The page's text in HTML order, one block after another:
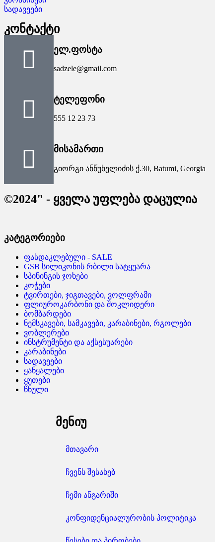
სადავეები
კონტაქტი
ელ.ფოსტა
sadzele@gmail.com
ტელეფონი
555 12 23 73
მისამართი
გიორგი ანწუხელიძის ქ.30, Batumi, Georgia
©2024" - ყველა უფლება დაცულია
კატეგორიები
ფასდაკლებული - SALE
GSB სილიკონის რბილი სატყუარა
სპინინგის ჯოხები
კოჭები
ტვირთები, ჯიგთავები, ვოლფრამი
ფლიუროკარბონი და შოკლიდერი
ბომბარდები
ნემსკავები, სამკავები, კარაბინები, რგოლები
ვობლერები
ინსტრუმენტი და აქსესუარები
კარაბინები
სადავეები
ყანყალები
ყუთები
წნული
მენიუ
მთავარი
ჩვენს შესახებ
ჩემი ანგარიში
კონფიდენციალურობის პოლიტიკა